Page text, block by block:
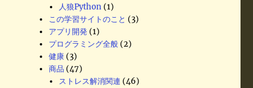
人狼Python(1)
この学習サイトのこと (3)
アプリ開発(1)
プログラミング全般(2)
健康(3)
商品 (47)
ストレス解消関連 (46)